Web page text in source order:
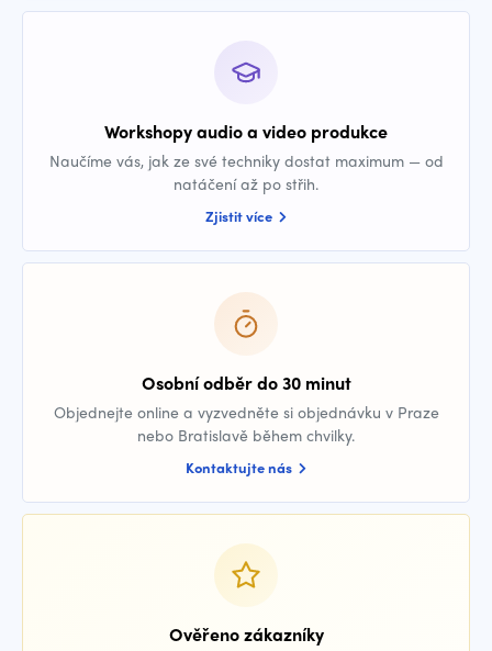
Workshopy audio a video produkce
Naučíme vás, jak ze své techniky dostat maximum — od
natáčení až po střih.
Zjistit více
Osobní odběr do 30 minut
Objednejte online a vyzvedněte si objednávku v Praze
nebo Bratislavě během chvilky.
Kontaktujte nás
Ověřeno zákazníky